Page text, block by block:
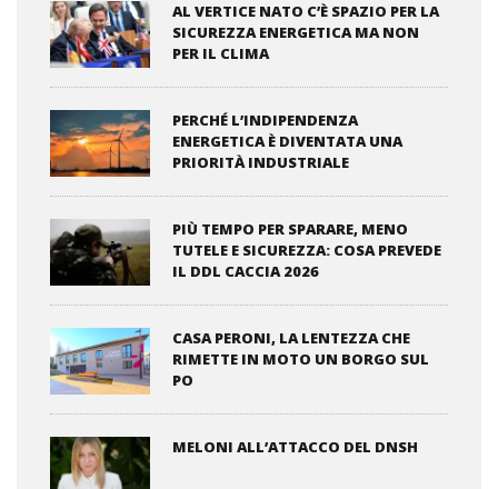
AL VERTICE NATO C’È SPAZIO PER LA
SICUREZZA ENERGETICA MA NON
PER IL CLIMA
PERCHÉ L’INDIPENDENZA
ENERGETICA È DIVENTATA UNA
PRIORITÀ INDUSTRIALE
PIÙ TEMPO PER SPARARE, MENO
TUTELE E SICUREZZA: COSA PREVEDE
IL DDL CACCIA 2026
CASA PERONI, LA LENTEZZA CHE
RIMETTE IN MOTO UN BORGO SUL
PO
MELONI ALL’ATTACCO DEL DNSH